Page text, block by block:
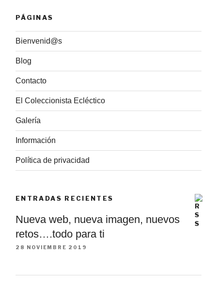
PÁGINAS
Bienvenid@s
Blog
Contacto
El Coleccionista Ecléctico
Galería
Información
Política de privacidad
ENTRADAS RECIENTES
Nueva web, nueva imagen, nuevos
retos….todo para ti
28 NOVIEMBRE 2019